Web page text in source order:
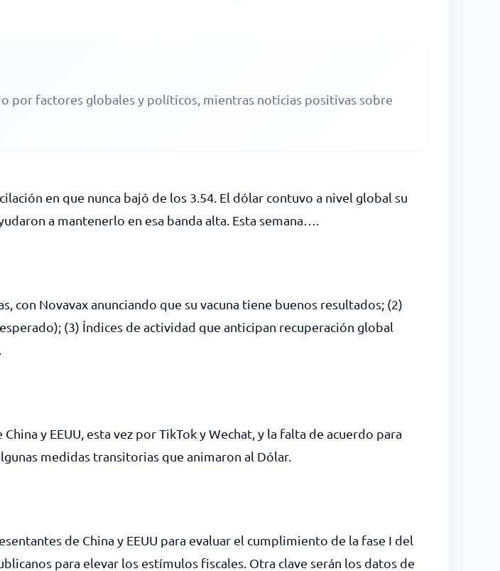
por factores globales y políticos, mientras noticias positivas sobre
en que nunca bajó de los 3.54. El dólar contuvo a nivel global su
a mantenerlo en esa banda alta. Esta semana….
con Novavax anunciando que su vacuna tiene buenos resultados; (2)
(3) Índices de actividad que anticipan recuperación global
y EEUU, esta vez por TikTok y Wechat, y la falta de acuerdo para
medidas transitorias que animaron al Dólar.
de China y EEUU para evaluar el cumplimiento de la fase I del
para elevar los estímulos fiscales. Otra clave serán los datos de